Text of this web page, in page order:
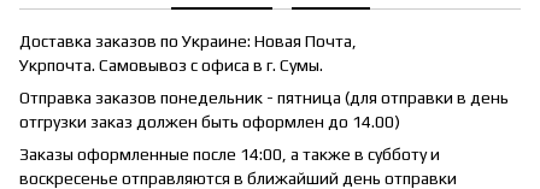
Доставка заказов по Украине: Новая Почта,
Укрпочта. Самовывоз с офиса в г. Сумы.
Отправка заказов понедельник - пятница (для отправки в день
отгрузки заказ должен быть оформлен до 14.00)
Заказы оформленные после 14:00, а также в субботу и
воскресенье отправляются в ближайший день отправки